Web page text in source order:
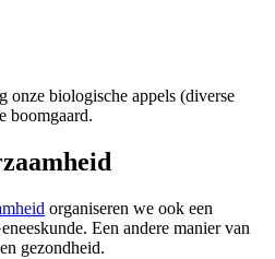
onze biologische appels (diverse
boomgaard.
organiseren we ook een
Een andere manier van
gezondheid.